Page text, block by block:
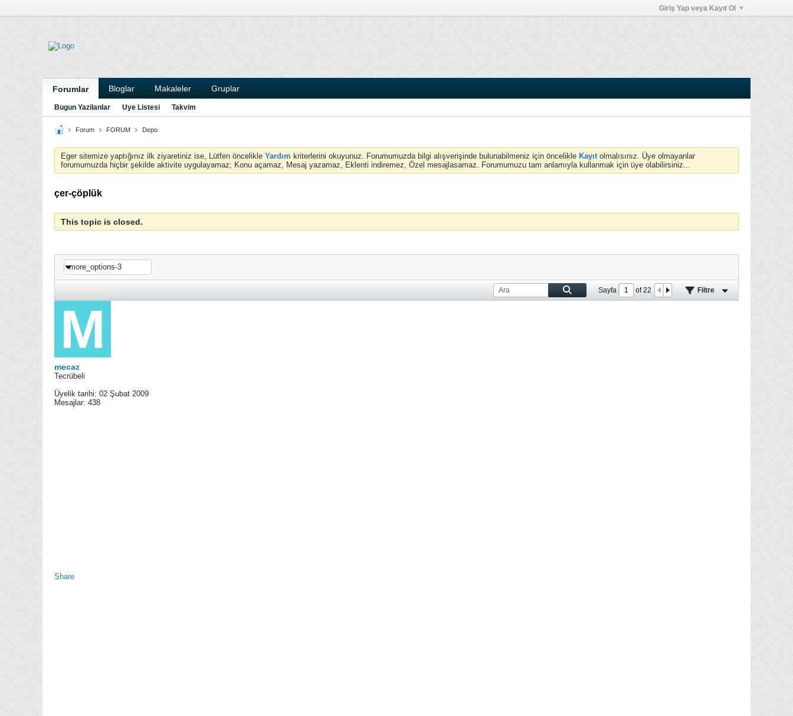
Giriş Yap veya Kayıt Ol
Forumlar Bloglar Makaleler Gruplar
Bugun Yazilanlar Uye Listesi Takvim
Forum FORUM Depo
Eger sitemize yaptığınız ilk ziyaretiniz ise, Lütfen öncelikle Yardım kriterlerini okuyunuz. Forumumuzda bilgi alışverişinde bulunabilmeniz için öncelikle Kayıtolmalısınız. Üye olmayanlar
forumumuzda hiçbir şekilde aktivite uygulayamaz; Konu açamaz, Mesaj yazamaz, Eklenti indiremez, Özel mesajlasamaz. Forumumuzu tam anlamıyla kullanmak için üye olabilirsiniz...
çer-çöplük
This topic is closed.
more_options-3
Sayfa of22 Filtre
mecaz
Tecrübeli
Üyelik tarihi: 02 Şubat 2009
Mesajlar: 438
Share